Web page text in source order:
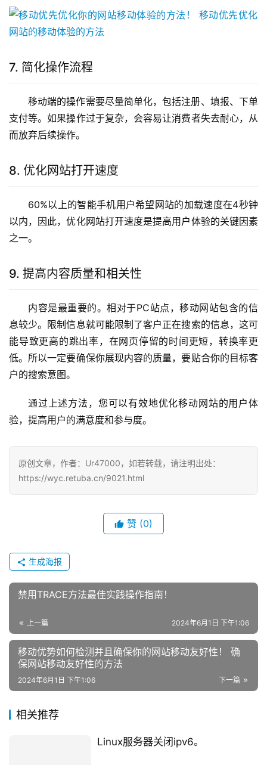
7. 简化操作流程
移动端的操作需要尽量简单化，包括注册、填报、下单
支付等。如果操作过于复杂，会容易让消费者失去耐心，从
而放弃后续操作。
8. 优化网站打开速度
60%以上的智能手机用户希望网站的加载速度在4秒钟
以内，因此，优化网站打开速度是提高用户体验的关键因素
之一。
9. 提高内容质量和相关性
内容是最重要的。相对于PC站点，移动网站包含的信
息较少。限制信息就可能限制了客户正在搜索的信息，这可
能导致更高的跳出率，在网页停留的时间更短，转换率更
低。所以一定要确保你展现内容的质量，要贴合你的目标客
户的搜索意图。
通过上述方法，您可以有效地优化移动网站的用户体
验，提高用户的满意度和参与度。
原创文章，作者：Ur47000，如若转载，请注明出处：
https://wyc.retuba.cn/9021.html
赞 (0)
生成海报
禁用TRACE方法最佳实践操作指南！
上一篇 2024年6月1日 下午1:06
移动优势如何检测并且确保你的网站移动友好性！ 确
保网站移动友好性的方法
下一篇
2024年6月1日 下午1:06
相关推荐
Linux服务器关闭ipv6。